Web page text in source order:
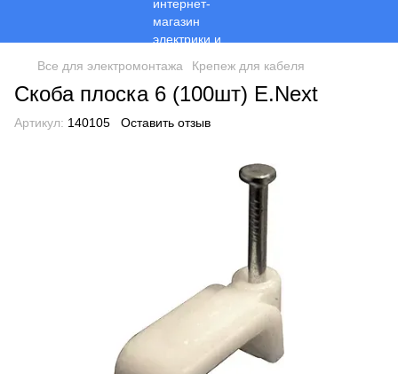
Все для электромонтажа Крепеж для кабеля
Скоба плоска 6 (100шт) E.Next
Артикул: 140105 Оставить отзыв